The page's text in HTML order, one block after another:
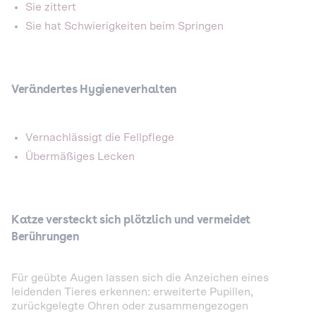
Sie zittert
Sie hat Schwierigkeiten beim Springen
Verändertes Hygieneverhalten
Vernachlässigt die Fellpflege
Übermäßiges Lecken
Katze versteckt sich plötzlich und vermeidet
Berührungen
Für geübte Augen lassen sich die Anzeichen eines
leidenden Tieres erkennen: erweiterte Pupillen,
zurückgelegte Ohren oder zusammengezogen